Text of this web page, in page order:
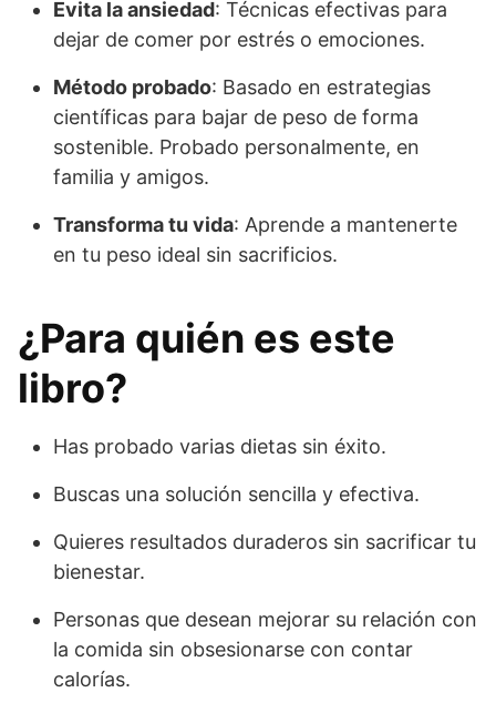
Evita la ansiedad: Técnicas efectivas para
dejar de comer por estrés o emociones.
Método probado: Basado en estrategias
científicas para bajar de peso de forma
sostenible. Probado personalmente, en
familia y amigos.
Transforma tu vida: Aprende a mantenerte
en tu peso ideal sin sacrificios.
¿Para quién es este
libro?
Has probado varias dietas sin éxito.
Buscas una solución sencilla y efectiva.
Quieres resultados duraderos sin sacrificar tu
bienestar.
Personas que desean mejorar su relación con
la comida sin obsesionarse con contar
calorías.